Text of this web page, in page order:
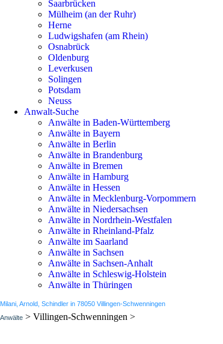
Saarbrücken
Mülheim (an der Ruhr)
Herne
Ludwigshafen (am Rhein)
Osnabrück
Oldenburg
Leverkusen
Solingen
Potsdam
Neuss
Anwalt-Suche
Anwälte in Baden-Württemberg
Anwälte in Bayern
Anwälte in Berlin
Anwälte in Brandenburg
Anwälte in Bremen
Anwälte in Hamburg
Anwälte in Hessen
Anwälte in Mecklenburg-Vorpommern
Anwälte in Niedersachsen
Anwälte in Nordrhein-Westfalen
Anwälte in Rheinland-Pfalz
Anwälte im Saarland
Anwälte in Sachsen
Anwälte in Sachsen-Anhalt
Anwälte in Schleswig-Holstein
Anwälte in Thüringen
Milani, Arnold, Schindler in 78050 Villingen-Schwenningen
Anwälte > Villingen-Schwenningen >